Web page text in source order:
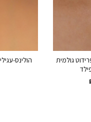
גולמית
הולינס-